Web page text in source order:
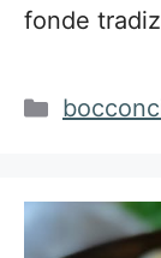
fonde